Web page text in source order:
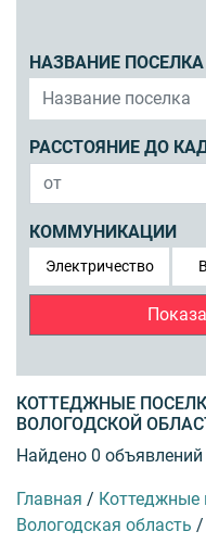
НАЗВАНИЕ ПОСЕЛКА
РАССТОЯНИЕ ДО
КОММУНИКАЦИИ
Электричество
КОТТЕДЖНЫЕ
ВОЛОГОДСКОЙ
Найдено 0 объявлений
Главная / Коттеджные
Вологодская область /